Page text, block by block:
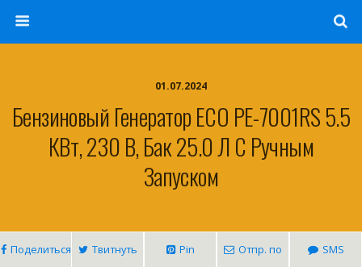
01.07.2024
Бензиновый Генератор ECO PE-7001RS 5.5
КВт, 230 В, Бак 25.0 Л С Ручным
Запуском
Поделиться Твитнуть Pin
Отпр. по
SMS